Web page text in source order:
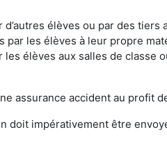
élèves ou par des tiers
par les élèves à leur propre
les élèves aux salles de classe
assurance accident au profit
doit impérativement être